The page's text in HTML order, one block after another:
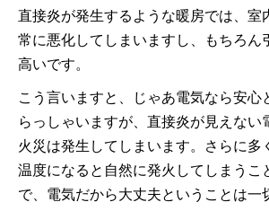
直接炎が発生するような暖房では、室
常に悪化してしまいますし、もちろん
高いです。
こう言いますと、じゃあ電気なら安心
らっしゃいますが、直接炎が見えない
火災は発生してしまいます。さらに多
温度になると自然に発火してしまうこ
で、電気だから大丈夫ということは一